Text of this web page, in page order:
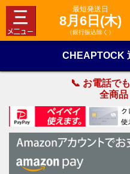
最短発送日
8月6日(木)
（銀行振込除く）
CHEAPTOCK
📞 お電話で
全商